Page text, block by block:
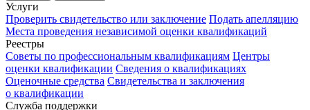
Услуги
Проверить свидетельство или заключение Подать апелляцию
Места проведения независимой оценки квалификаций
Реестры
Советы по профессиональным квалификациям Центры
оценки квалификации Сведения о квалификациях
Оценочные средства Свидетельства и заключения
о квалификации
Служба поддержки